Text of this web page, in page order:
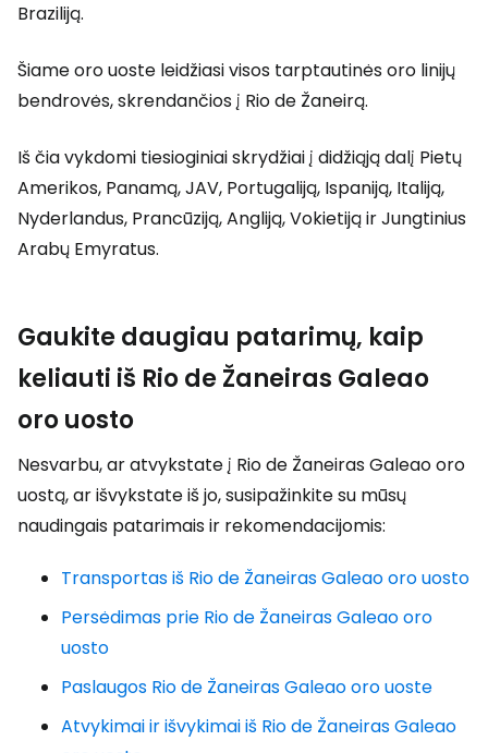
Braziliją.
Šiame oro uoste leidžiasi visos tarptautinės oro linijų
bendrovės, skrendančios į Rio de Žaneirą.
Iš čia vykdomi tiesioginiai skrydžiai į didžiąją dalį Pietų
Amerikos, Panamą, JAV, Portugaliją, Ispaniją, Italiją,
Nyderlandus, Prancūziją, Angliją, Vokietiją ir Jungtinius
Arabų Emyratus.
Gaukite daugiau patarimų, kaip
keliauti iš Rio de Žaneiras Galeao
oro uosto
Nesvarbu, ar atvykstate į Rio de Žaneiras Galeao oro
uostą, ar išvykstate iš jo, susipažinkite su mūsų
naudingais patarimais ir rekomendacijomis:
Transportas iš Rio de Žaneiras Galeao oro uosto
Persėdimas prie Rio de Žaneiras Galeao oro
uosto
Paslaugos Rio de Žaneiras Galeao oro uoste
Atvykimai ir išvykimai iš Rio de Žaneiras Galeao